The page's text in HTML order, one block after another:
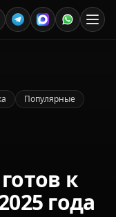
Популярные
к
года